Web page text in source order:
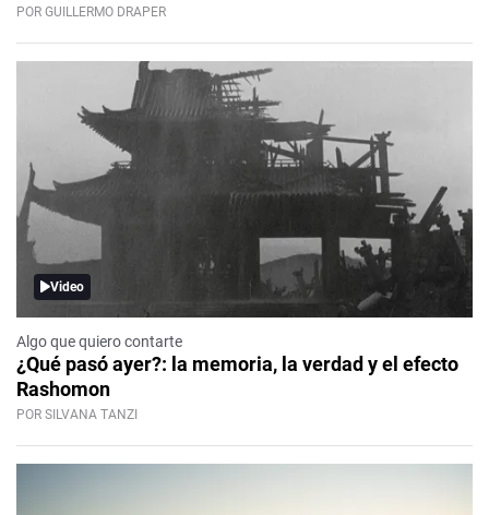
POR GUILLERMO DRAPER
Video
Algo que quiero contarte
¿Qué pasó ayer?: la memoria, la verdad y el efecto
Rashomon
POR SILVANA TANZI